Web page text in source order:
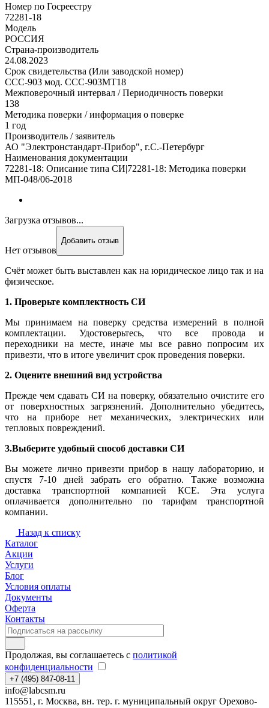
Номер по Госреестру
72281-18
Модель
РОССИЯ
Страна-производитель
24.08.2023
Срок свидетельства (Или заводской номер)
ССС-903 мод. ССС-903МТ18
Межповерочный интервал / Периодичность поверки
138
Методика поверки / информация о поверке
1 год
Производитель / заявитель
АО "Электронстандарт-Прибор", г.С.-Петербург
Наименования документации
72281-18: Описание типа СИ|72281-18: Методика поверки
МП-048/06-2018
Загрузка отзывов...
Нет отзывов
Добавить отзыв
Счёт может быть выставлен как на юридическое лицо так и на
физическое.
1. Проверьте комплектность СИ
Мы принимаем на поверку средства измерений в полной
комплектации. Удостоверьтесь, что все провода и
переходники на месте, иначе мы все равно попросим их
привезти, что в итоге увеличит срок проведения поверки.
2. Оцените внешний вид устройства
Прежде чем сдавать СИ на поверку, обязательно очистите его
от поверхностных загрязнений. Дополнительно убедитесь,
что на приборе нет механических, электрических или
тепловых повреждений.
3.Выберите удобный способ доставки СИ
Вы можете лично привезти прибор в нашу лабораторию, и
спустя 7-10 дней забрать его обратно. Также возможна
доставка транспортной компанией КСЕ. Эта услуга
оплачивается дополнительно по тарифам транспортной
компании.
Назад к списку
Каталог
Акции
Услуги
Блог
Условия оплаты
Документы
Оферта
Контакты
Продолжая, вы соглашаетесь с политикой
конфиденциальности
+7 (495) 847-08-11
info@labcsm.ru
115551, г. Москва, вн. тер. г. муниципальный округ Орехово-